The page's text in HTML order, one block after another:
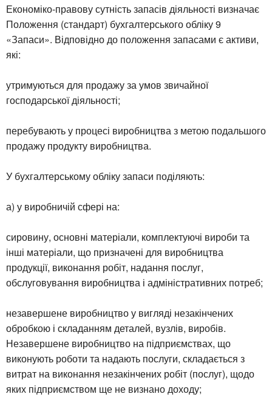
Економіко-правову сутність запасів діяльності визначає
Положення (стандарт) бухгалтерського обліку 9
«Запаси». Відповідно до положення запасами є активи,
які:
утримуються для продажу за умов звичайної
господарської діяльності;
перебувають у процесі виробництва з метою подальшого
продажу продукту виробництва.
У бухгалтерському обліку запаси поділяють:
а) у виробничій сфері на:
сировину, основні матеріали, комплектуючі вироби та
інші матеріали, що призначені для виробництва
продукції, виконання робіт, надання послуг,
обслуговування виробництва і адміністративних потреб;
незавершене виробництво у вигляді незакінчених
обробкою і складанням деталей, вузлів, виробів.
Незавершене виробництво на підприємствах, що
виконують роботи та надають послуги, складається з
витрат на виконання незакінчених робіт (послуг), щодо
яких підприємством ще не визнано доходу;